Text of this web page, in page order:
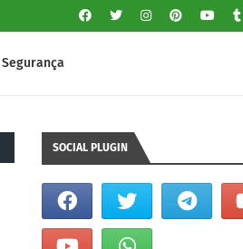
Segurança
SOCIAL PLUGIN